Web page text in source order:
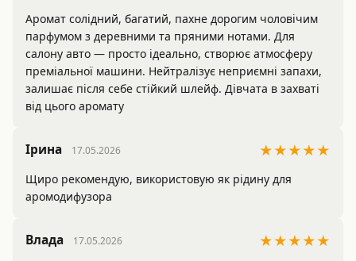
Аромат солідний, багатий, пахне дорогим чоловічим
парфумом з деревними та пряними нотами. Для
салону авто — просто ідеально, створює атмосферу
преміальної машини. Нейтралізує неприємні запахи,
залишає після себе стійкий шлейф. Дівчата в захваті
від цього аромату
Ірина 17.05.2026 ★★★★★
Щиро рекомендую, використовую як рідину для
аромодифузора
Влада 17.05.2026 ★★★★★